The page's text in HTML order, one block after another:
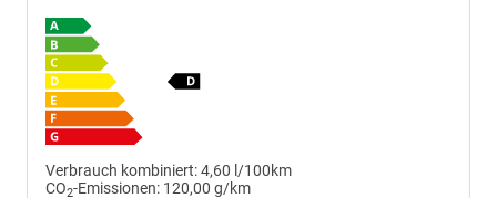
Verbrauch kombiniert:4,60 l/100km
CO2-Emissionen: 120,00 g/km